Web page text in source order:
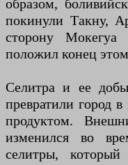
образом,
покинули Такну,
сторону
положил конец
Селитра и ее
превратили город
продуктом.
изменился во
селитры,